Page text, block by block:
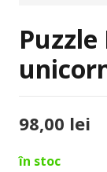
98,00 lei
în stoc